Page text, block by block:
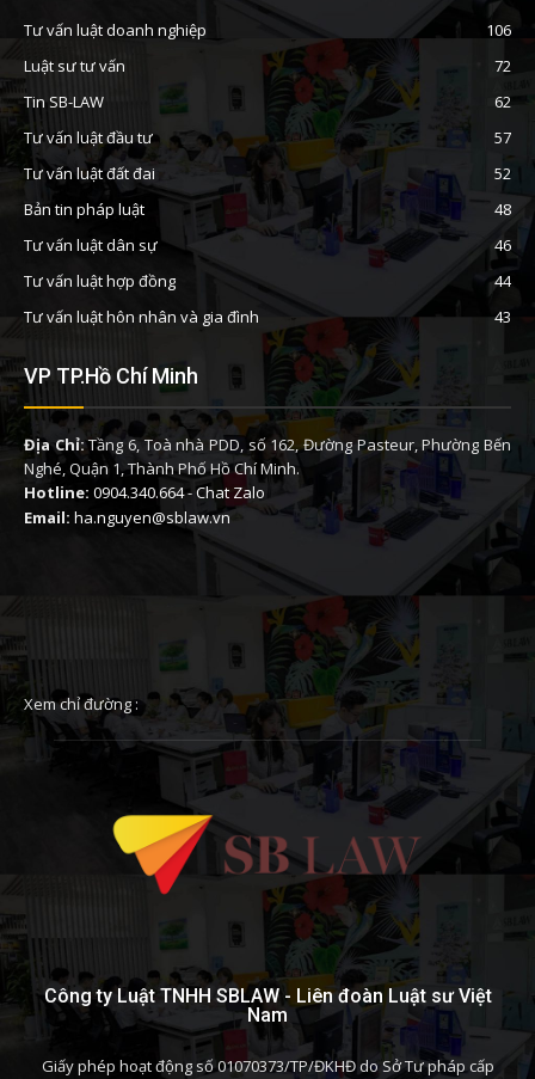
Tư vấn luật doanh nghiệp
106
Luật sư tư vấn
72
Tin SB-LAW
62
Tư vấn luật đầu tư
57
Tư vấn luật đất đai
52
Bản tin pháp luật
48
Tư vấn luật dân sự
46
Tư vấn luật hợp đồng
44
Tư vấn luật hôn nhân và gia đình
43
VP TP.Hồ Chí Minh
Địa Chỉ:Tầng 6, Toà nhà PDD, số 162, Đường Pasteur, Phường Bến
Nghé, Quận 1, Thành Phố Hồ Chí Minh.
Hotline: 0904.340.664-Chat Zalo
Email: ha.nguyen@sblaw.vn
Xem chỉ đường :
Công ty Luật TNHH SBLAW - Liên đoàn Luật sư Việt
Nam
Giấy phép hoạt động số 01070373/TP/ĐKHĐ do Sở Tư pháp cấp